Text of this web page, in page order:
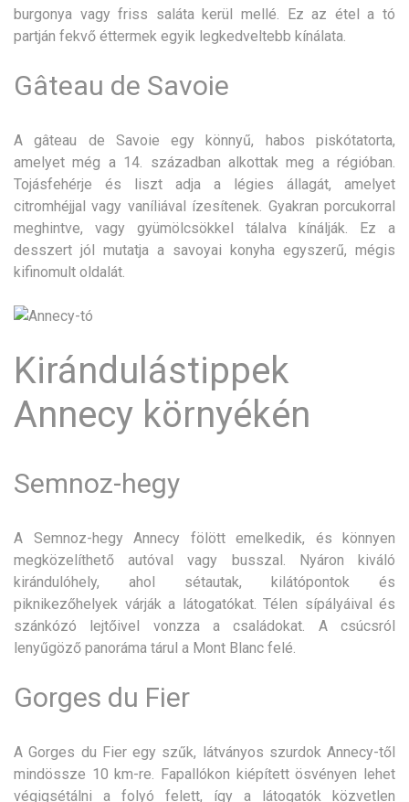
burgonya vagy friss saláta kerül mellé. Ez az étel a tó
partján fekvő éttermek egyik legkedveltebb kínálata.
Gâteau de Savoie
A gâteau de Savoie egy könnyű, habos piskótatorta,
amelyet még a 14. században alkottak meg a régióban.
Tojásfehérje és liszt adja a légies állagát, amelyet
citromhéjjal vagy vaníliával ízesítenek. Gyakran porcukorral
meghintve, vagy gyümölcsökkel tálalva kínálják. Ez a
desszert jól mutatja a savoyai konyha egyszerű, mégis
kifinomult oldalát.
Kirándulástippek
Annecy környékén
Semnoz-hegy
A Semnoz-hegy Annecy fölött emelkedik, és könnyen
megközelíthető autóval vagy busszal. Nyáron kiváló
kirándulóhely, ahol sétautak, kilátópontok és
piknikezőhelyek várják a látogatókat. Télen sípályáival és
szánkózó lejtőivel vonzza a családokat. A csúcsról
lenyűgöző panoráma tárul a Mont Blanc felé.
Gorges du Fier
A Gorges du Fier egy szűk, látványos szurdok Annecy-től
mindössze 10 km-re. Fapallókon kiépített ösvényen lehet
végigsétálni a folyó felett, így a látogatók közvetlen